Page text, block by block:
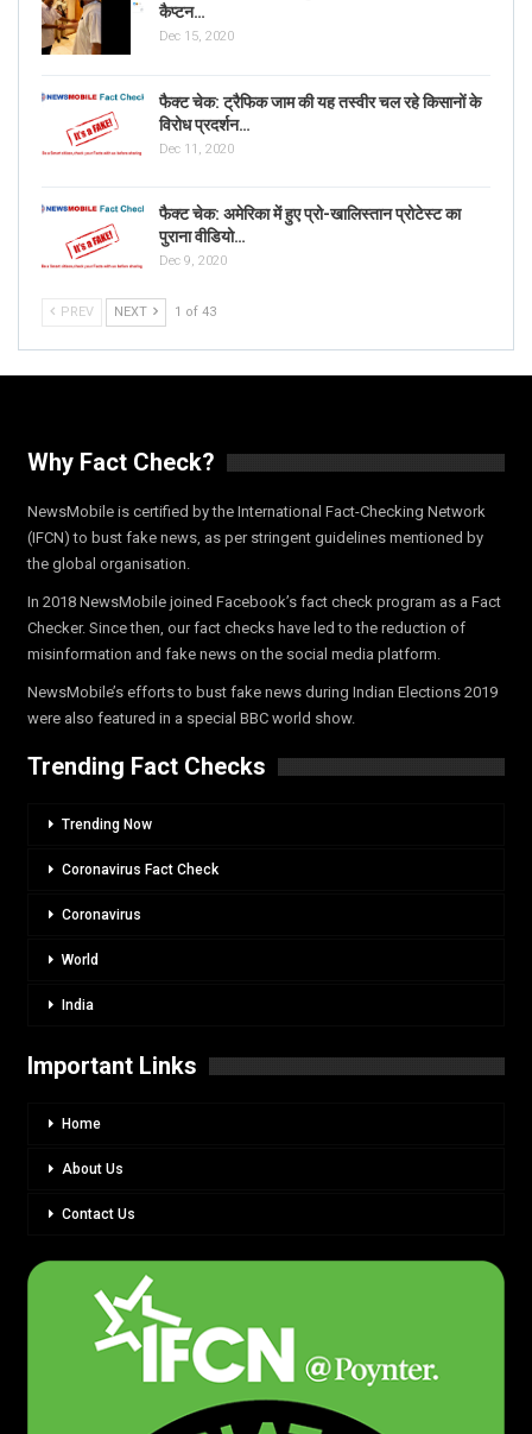
कैप्टन…
Dec 15, 2020
फैक्ट चेक: ट्रैफिक जाम की यह तस्वीर चल रहे किसानों के
विरोध प्रदर्शन…
Dec 11, 2020
फैक्ट चेक: अमेरिका में हुए प्रो-खालिस्तान प्रोटेस्ट का
पुराना वीडियो…
Dec 9, 2020
PREV NEXT 1 of 43
Why Fact Check?
NewsMobile is certified by the International Fact-Checking Network
(IFCN) to bust fake news, as per stringent guidelines mentioned by
the global organisation.
In 2018 NewsMobile joined Facebook’s fact check program as a Fact
Checker. Since then, our fact checks have led to the reduction of
misinformation and fake news on the social media platform.
NewsMobile’s efforts to bust fake news during Indian Elections 2019
were also featured in a special BBC world show.
Trending Fact Checks
Trending Now
Coronavirus Fact Check
Coronavirus
World
India
Important Links
Home
About Us
Contact Us